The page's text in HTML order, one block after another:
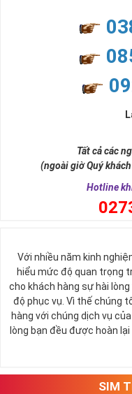
nhiều thành công, thăng
và tính hai mặt. Số 2 thúc
đời, nơi bạn phải đưa ra
Ý
Theo quan niệm phong thủy
Số 2 tượng trưng cho sự
trời. Sự cân bằng này giúp
Số 2 còn biểu trưng cho
Tất cả các
(ngoài giờ Quý
Hotline
0
Với nhiều năm kinh
hiểu mức độ quan trọng
cho khách hàng sự hài
lòng bạn đều được hoàn